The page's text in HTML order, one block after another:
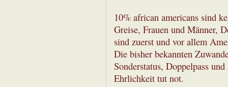
10% african americans sind
Greise, Frauen und Männer,
sind zuerst und vor allem
Die bisher bekannten
Sonderstatus, Doppelpass
Ehrlichkeit tut not.